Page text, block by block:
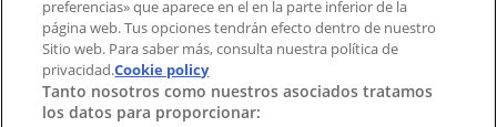
Marcas
Marcas locales
Negocios
Negocios cercanos
Productos
preferencias» que aparece en el en la parte inferior de la
página web. Tus opciones tendrán efecto dentro de nuestro
Sitio web. Para saber más, consulta nuestra política de
privacidad.Cookie policy
Tanto nosotros como nuestros asociados tratamos
los datos para proporcionar: